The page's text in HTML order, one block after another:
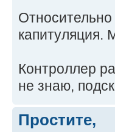
капитуляция.
Контроллер
не знаю,
Простите,